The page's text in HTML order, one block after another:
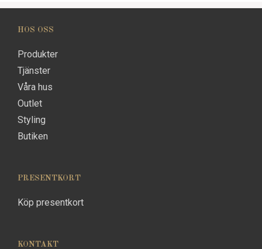
HOS OSS
Produkter
Tjänster
Våra hus
Outlet
Styling
Butiken
PRESENTKORT
Köp presentkort
KONTAKT